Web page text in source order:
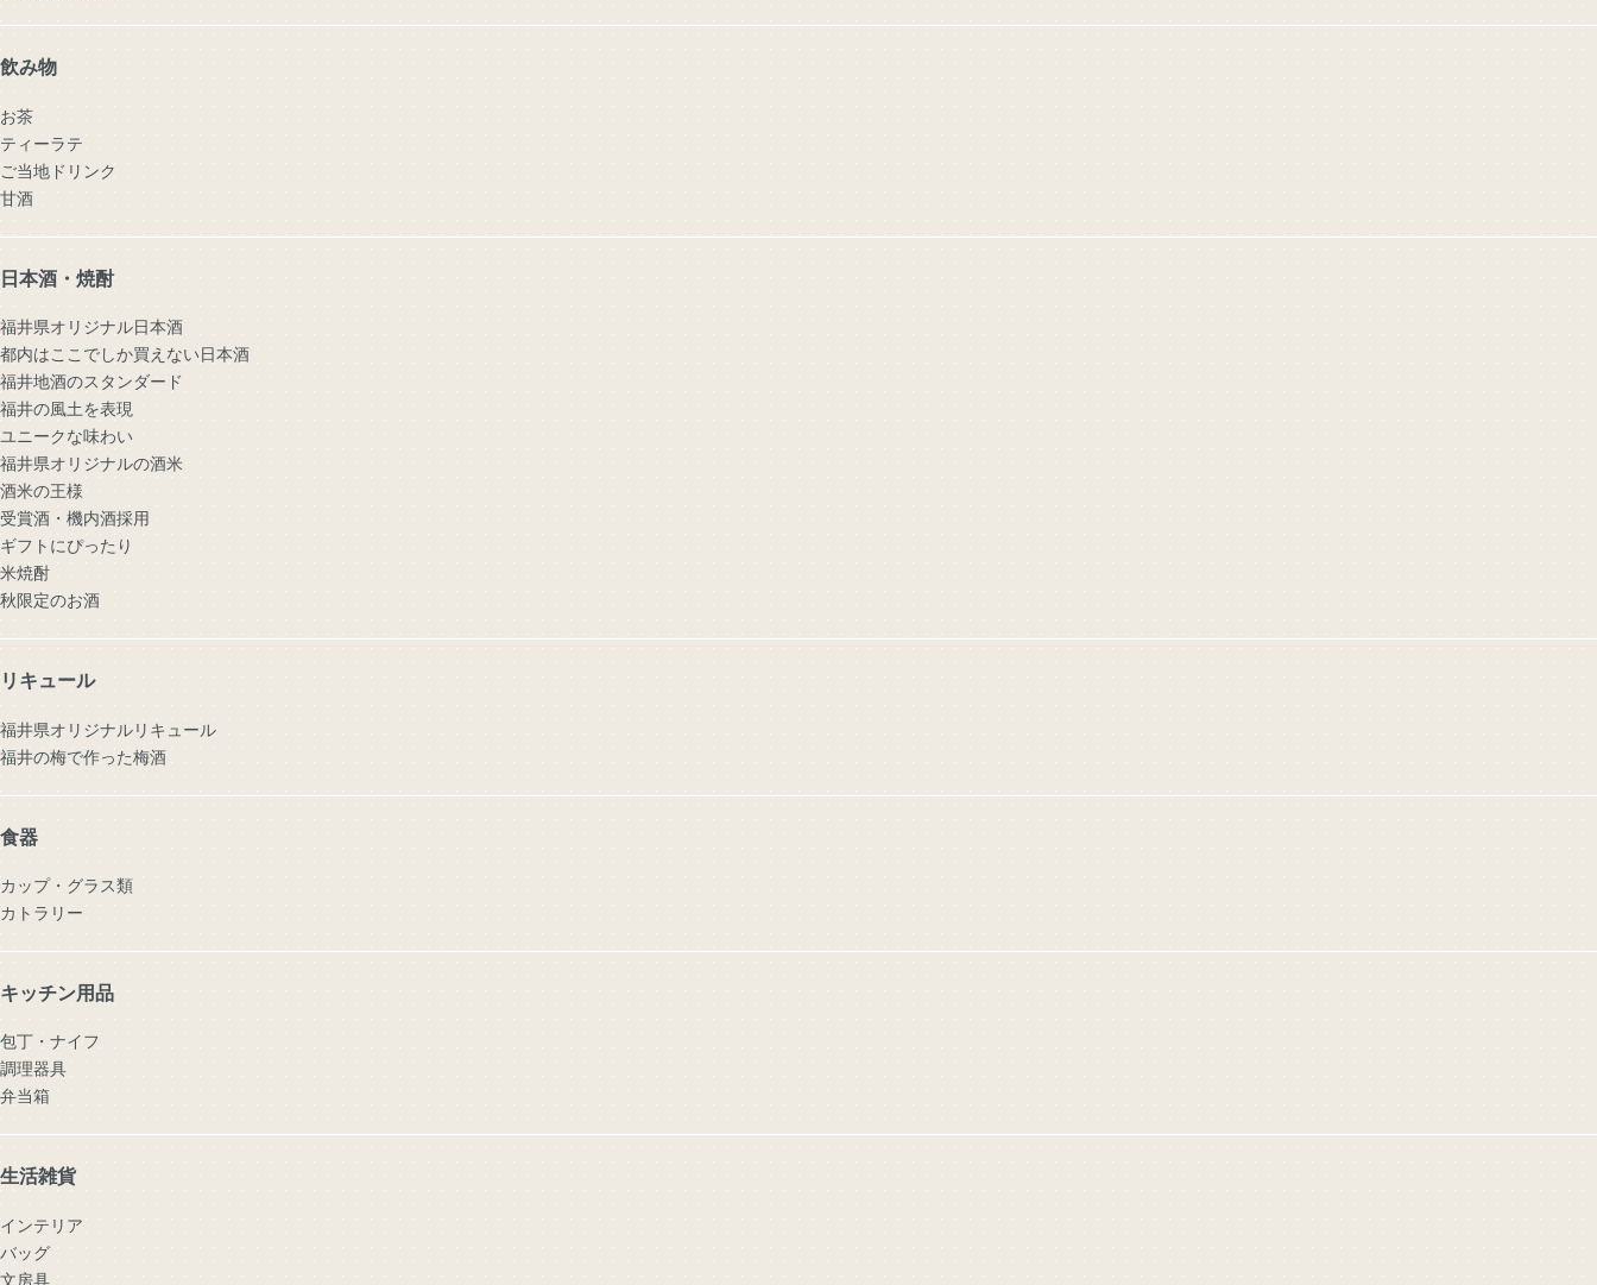
飲み物
お茶
ティーラテ
ご当地ドリンク
甘酒
日本酒・焼酎
福井県オリジナル日本酒
都内はここでしか買えない日本酒
福井地酒のスタンダード
福井の風土を表現
ユニークな味わい
福井県オリジナルの酒米
酒米の王様
受賞酒・機内酒採用
ギフトにぴったり
米焼酎
秋限定のお酒
リキュール
福井県オリジナルリキュール
福井の梅で作った梅酒
食器
カップ・グラス類
カトラリー
キッチン用品
包丁・ナイフ
調理器具
弁当箱
生活雑貨
インテリア
バッグ
文房具